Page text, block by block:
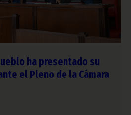
ha presentado su
el Pleno de la Cámara